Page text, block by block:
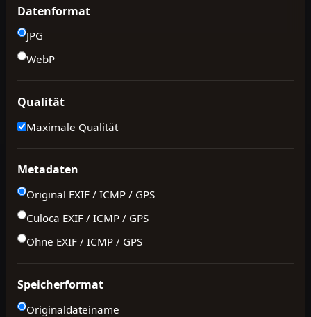
Datenformat
JPG
WebP
Qualität
Maximale Qualität
Metadaten
Original EXIF / ICMP / GPS
Culoca EXIF / ICMP / GPS
Ohne EXIF / ICMP / GPS
Speicherformat
Originaldateiname